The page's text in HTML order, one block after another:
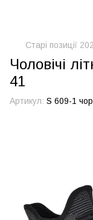
Старі позиції
Чоловічі
41
Артикул: S 609-1